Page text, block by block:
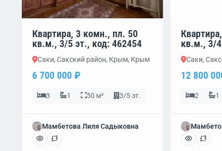
Квартира, 3 комн., пл. 50
кв.м., 3/5 эт., код: 462454
Саки, Сакский район, Крым, Крым
6 700 000 ₽
3 1 50 м² 3/5 эт.
Мамбетова Лиля Садыковна
кв.м., 3/
Саки,
12 800
2 1